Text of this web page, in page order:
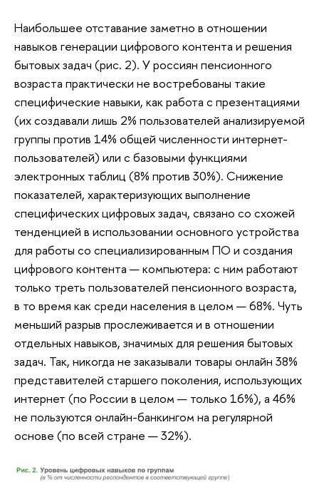
Наибольшее отставание заметно в отношении
навыков генерации цифрового контента и решения
бытовых задач (рис. 2). У россиян пенсионного
возраста практически не востребованы такие
специфические навыки, как работа с презентациями
(их создавали лишь 2% пользователей анализируемой
группы против 14% общей численности интернет-
пользователей) или с базовыми функциями
электронных таблиц (8% против 30%). Снижение
показателей, характеризующих выполнение
специфических цифровых задач, связано со схожей
тенденцией в использовании основного устройства
для работы со специализированным ПО и создания
цифрового контента — компьютера: с ним работают
только треть пользователей пенсионного возраста,
в то время как среди населения в целом — 68%. Чуть
меньший разрыв прослеживается и в отношении
отдельных навыков, значимых для решения бытовых
задач. Так, никогда не заказывали товары онлайн 38%
представителей старшего поколения, использующих
интернет (по России в целом — только 16%), а 46%
не пользуются онлайн-банкингом на регулярной
основе (по всей стране — 32%).